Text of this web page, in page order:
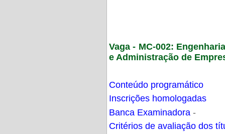
Vaga - MC-002:
e Administração de
Conteúdo programático
Inscrições homologadas
Banca Examinadora -
Critérios de avaliação dos